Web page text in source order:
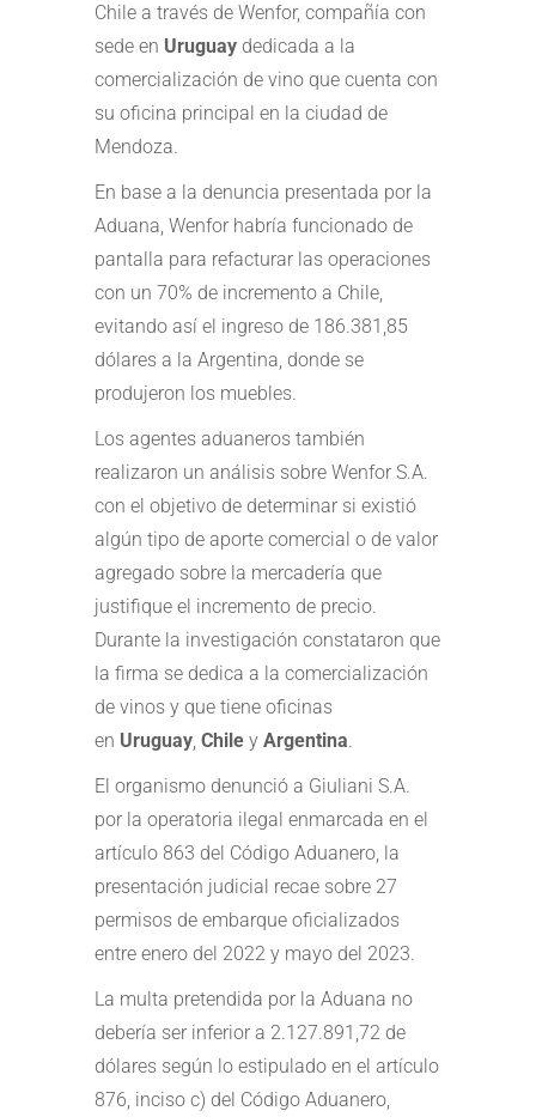
Chile a través de Wenfor, compañía con
sede en Uruguay dedicada a la
comercialización de vino que cuenta con
su oficina principal en la ciudad de
Mendoza.
En base a la denuncia presentada por la
Aduana, Wenfor habría funcionado de
pantalla para refacturar las operaciones
con un 70% de incremento a Chile,
evitando así el ingreso de 186.381,85
dólares a la Argentina, donde se
produjeron los muebles.
Los agentes aduaneros también
realizaron un análisis sobre Wenfor S.A.
con el objetivo de determinar si existió
algún tipo de aporte comercial o de valor
agregado sobre la mercadería que
justifique el incremento de precio.
Durante la investigación constataron que
la firma se dedica a la comercialización
de vinos y que tiene oficinas
en Uruguay, Chile y Argentina.
El organismo denunció a Giuliani S.A.
por la operatoria ilegal enmarcada en el
artículo 863 del Código Aduanero, la
presentación judicial recae sobre 27
permisos de embarque oficializados
entre enero del 2022 y mayo del 2023.
La multa pretendida por la Aduana no
debería ser inferior a 2.127.891,72 de
dólares según lo estipulado en el artículo
876, inciso c) del Código Aduanero,